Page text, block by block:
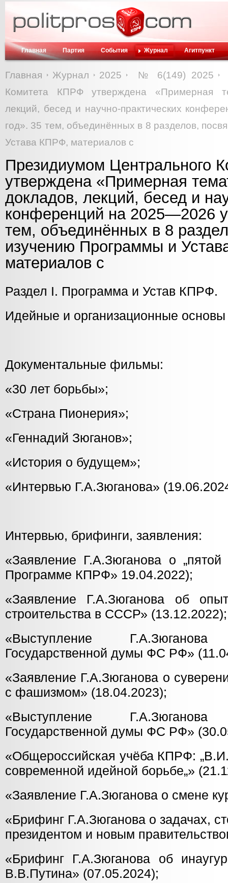
Главная Партия События Журнал Агитпункт
Главная Журнал 2025
№ 6(149) 2025
Комитета КПРФ утверждена «Примерная
лекций, бесед и научно-практических
год». 35 тем, объединённых в 8 разделов,
Устава КПРФ, материалов с
Президиумом Центрального
утверждена «Примерная
докладов, лекций, бесед и
конференций на 2025—2026
тем, объединённых в 8
изучению Программы и
материалов с
Раздел I. Программа и Устав КПРФ.
Идейные и организационные основы
Документальные фильмы:
«30 лет борьбы»;
«Страна Пионерия»;
«Геннадий Зюганов»;
«История о будущем»;
«Интервью Г.А.Зюганова»
Интервью, брифинги, заявления:
«Заявление Г.А.Зюганова о
Программе КПРФ» 19.04.2022);
«Заявление Г.А.Зюганова об
строительства в СССР» (13.12.2022);
«Выступление
Государственной думы ФС РФ»
«Заявление Г.А.Зюганова о
с фашизмом» (18.04.2023);
«Выступление
Государственной думы ФС РФ»
«Общероссийская учёба КПРФ:
современной идейной борьбе„»
«Заявление Г.А.Зюганова о смене
«Брифинг Г.А.Зюганова о задачах,
президентом и новым
«Брифинг Г.А.Зюганова об
В.В.Путина» (07.05.2024);